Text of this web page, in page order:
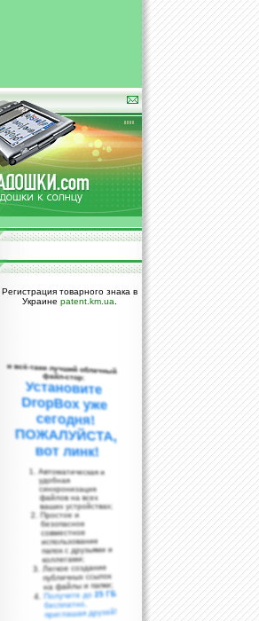
Регистрация товарного знака в
Украине patent.km.ua
и всё-таки лучший облачный
файл-стор:
Установите
DropBox уже
сегодня!
ПОЖАЛУЙСТА,
вот линк!
Автоматическая и
удобная
синхронизация
файлов на всех
ваших устройствах;
Простое и
безопасное
совместное
использование
папок с друзьями и
коллегами;
Легкое создание
публичных ссылок
на файлы и папки;
Получите до25 ГБ
бесплатно,
приглашая друзей!